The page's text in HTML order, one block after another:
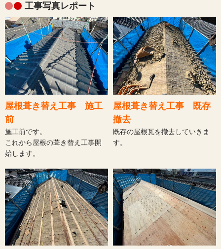
工事写真レポート
屋根葺き替え工事 施工
前
施工前です。
これから屋根の葺き替え工事開
始します。
屋根葺き替え工事 既存
撤去
既存の屋根瓦を撤去していきま
す。